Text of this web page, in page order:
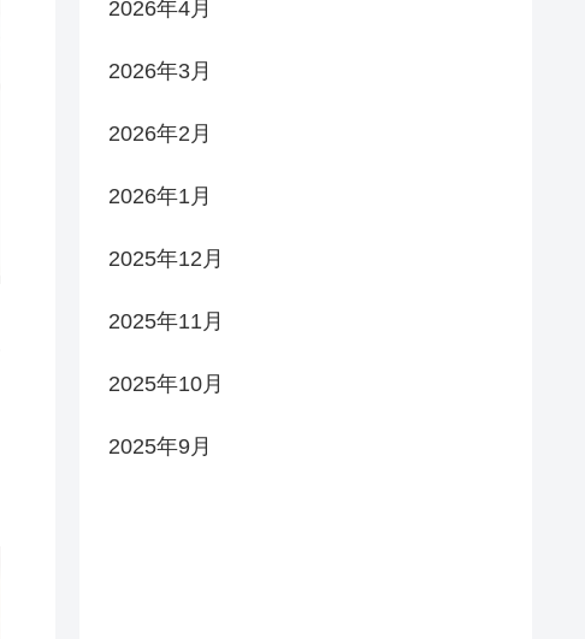
2026年4月
2026年3月
2026年2月
2026年1月
2025年12月
2025年11月
2025年10月
2025年9月